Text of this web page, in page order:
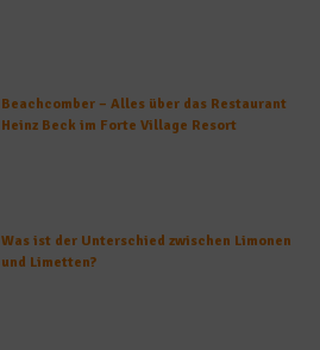
Beachcomber – Alles über das Restaurant
Heinz Beck im Forte Village Resort
Was ist der Unterschied zwischen Limonen
und Limetten?